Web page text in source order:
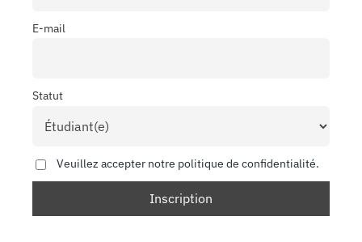
E-mail
Statut
Veuillez accepter notre politique de confidentialité.